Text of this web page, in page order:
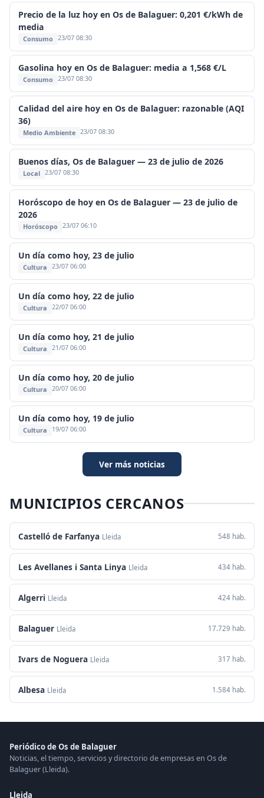
Precio de la luz hoy en Os de Balaguer: 0,201 €/kWh de
media
Consumo 23/07 08:30
Gasolina hoy en Os de Balaguer: media a 1,568 €/L
Consumo 23/07 08:30
Calidad del aire hoy en Os de Balaguer: razonable (AQI
36)
Medio Ambiente 23/07 08:30
Buenos días, Os de Balaguer — 23 de julio de 2026
Local 23/07 08:30
Horóscopo de hoy en Os de Balaguer — 23 de julio de
2026
Horóscopo 23/07 06:10
Un día como hoy, 23 de julio
Cultura 23/07 06:00
Un día como hoy, 22 de julio
Cultura 22/07 06:00
Un día como hoy, 21 de julio
Cultura 21/07 06:00
Un día como hoy, 20 de julio
Cultura 20/07 06:00
Un día como hoy, 19 de julio
Cultura 19/07 06:00
Ver más noticias
MUNICIPIOS CERCANOS
Castelló de Farfanya Lleida 548 hab.
Les Avellanes i Santa Linya Lleida 434 hab.
Algerri Lleida 424 hab.
Balaguer Lleida 17.729 hab.
Ivars de Noguera Lleida 317 hab.
Albesa Lleida 1.584 hab.
Periódico de Os de Balaguer
Noticias, el tiempo, servicios y directorio de empresas en Os de
Balaguer (Lleida).
Lleida